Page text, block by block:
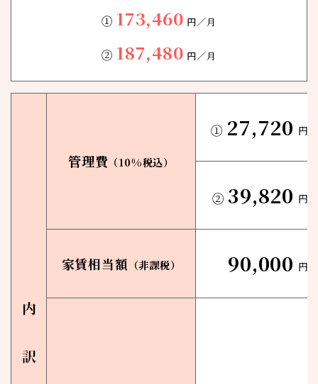
① 173,460 円／月
② 187,480 円／月
管理費 （10%税込）
① 27,720 円
② 39,820 円
家賃相当額 （非課税） 90,000 円